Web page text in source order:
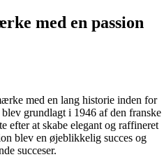
med en passion
med en lang historie inden for
grundlagt i 1946 af den franske
efter at skabe elegant og raffineret
blev en øjeblikkelig succes og
succeser.